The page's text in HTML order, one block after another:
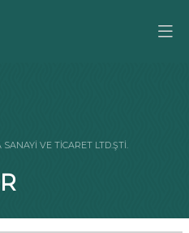
VE TİCARET LTD.ŞTİ.